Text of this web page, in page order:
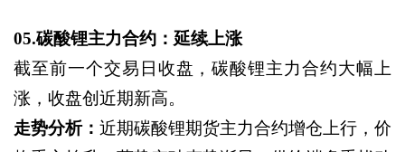
05.碳酸锂主力合约：延续上涨
截至前一个交易日收盘，碳酸锂主力合约大幅上
涨，收盘创近期新高。
走势分析： 近期碳酸锂期货主力合约增仓上行，价